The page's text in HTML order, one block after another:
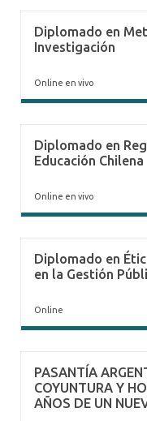
Diplomado en
Investigación
Online en vivo
Diplomado en
Educación Chilena
Online en vivo
Diplomado en
en la Gestión
Online
PASANTÍA
COYUNTURA Y
AÑOS DE UN